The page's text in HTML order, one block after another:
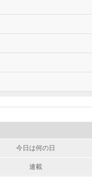
今日は何の日
連載